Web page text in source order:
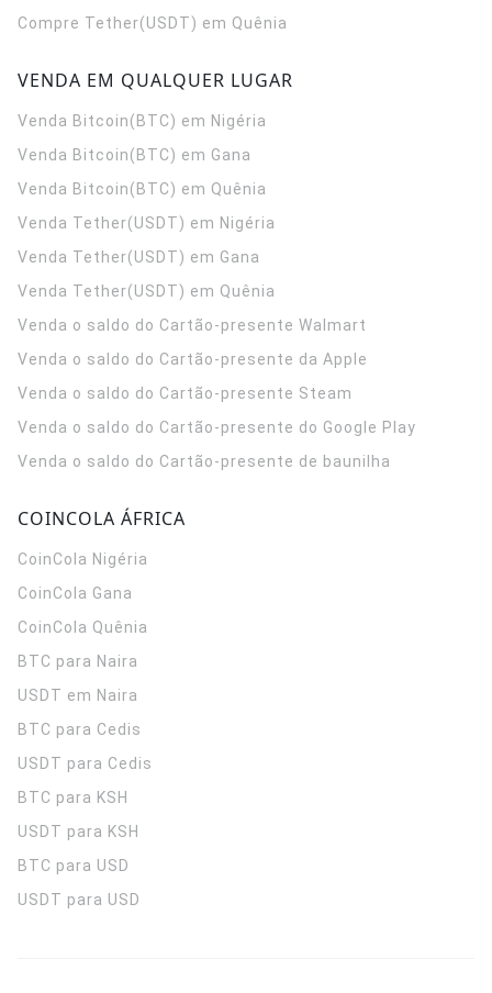
Compre Tether(USDT) em Quênia
VENDA EM QUALQUER LUGAR
Venda Bitcoin(BTC) em Nigéria
Venda Bitcoin(BTC) em Gana
Venda Bitcoin(BTC) em Quênia
Venda Tether(USDT) em Nigéria
Venda Tether(USDT) em Gana
Venda Tether(USDT) em Quênia
Venda o saldo do Cartão-presente Walmart
Venda o saldo do Cartão-presente da Apple
Venda o saldo do Cartão-presente Steam
Venda o saldo do Cartão-presente do Google Play
Venda o saldo do Cartão-presente de baunilha
COINCOLA ÁFRICA
CoinCola Nigéria
CoinCola Gana
CoinCola Quênia
BTC para Naira
USDT em Naira
BTC para Cedis
USDT para Cedis
BTC para KSH
USDT para KSH
BTC para USD
USDT para USD